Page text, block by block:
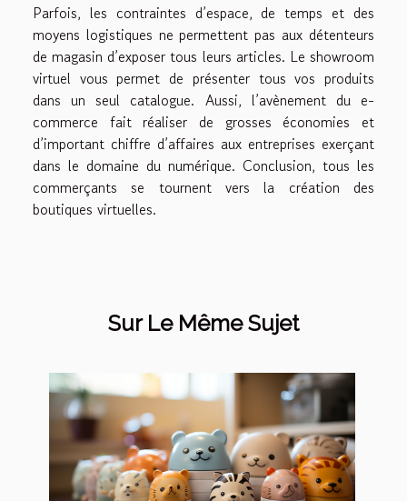
Parfois, les contraintes d’espace, de temps et des
moyens logistiques ne permettent pas aux détenteurs
de magasin d’exposer tous leurs articles. Le showroom
virtuel vous permet de présenter tous vos produits
dans un seul catalogue. Aussi, l’avènement du e-
commerce fait réaliser de grosses économies et
d’important chiffre d’affaires aux entreprises exerçant
dans le domaine du numérique. Conclusion, tous les
commerçants se tournent vers la création des
boutiques virtuelles.
Sur Le Même Sujet